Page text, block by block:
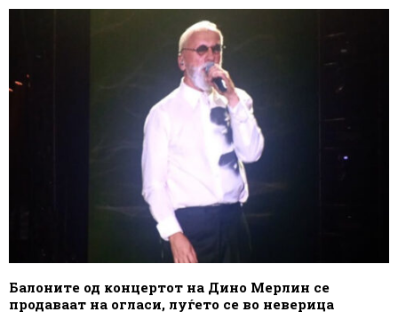
Балоните од концертот на Дино Мерлин се
продаваат на огласи, луѓето се во неверица